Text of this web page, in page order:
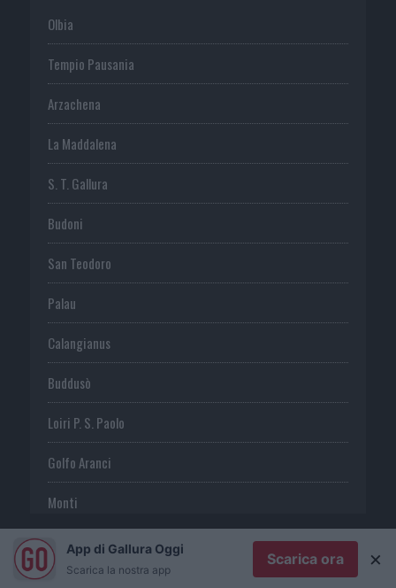
Olbia
Tempio Pausania
Arzachena
La Maddalena
S. T. Gallura
Budoni
San Teodoro
Palau
Calangianus
Buddusò
Loiri P. S. Paolo
Golfo Aranci
Monti
Telti
S. Antonio di G.
App di Gallura Oggi
Scarica la nostra app
Scarica ora ×